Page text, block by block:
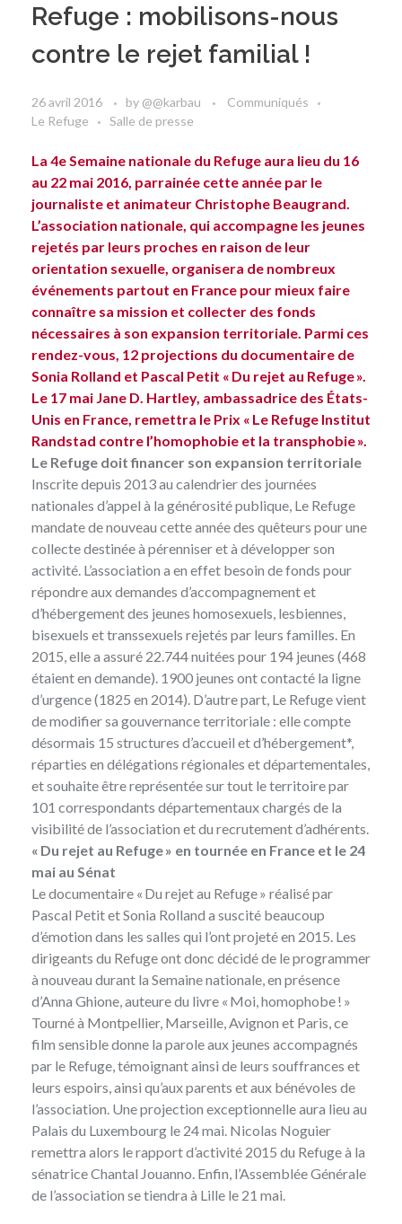
Refuge : mobilisons-nous
contre le rejet familial !
26 avril 2016 by @@karbau
Communiqués
Le Refuge
Salle de presse
La 4e Semaine nationale du Refuge aura lieu du 16
au 22 mai 2016, parrainée cette année par le
journaliste et animateur Christophe Beaugrand.
L’association nationale, qui accompagne les jeunes
rejetés par leurs proches en raison de leur
orientation sexuelle, organisera de nombreux
événements partout en France pour mieux faire
connaître sa mission et collecter des fonds
nécessaires à son expansion territoriale. Parmi ces
rendez-vous, 12 projections du documentaire de
Sonia Rolland et Pascal Petit « Du rejet au Refuge ».
Le 17 mai Jane D. Hartley, ambassadrice des États-
Unis en France, remettra le Prix « Le Refuge Institut
Randstad contre l’homophobie et la transphobie ».
Le Refuge doit financer son expansion territoriale
Inscrite depuis 2013 au calendrier des journées
nationales d’appel à la générosité publique, Le Refuge
mandate de nouveau cette année des quêteurs pour une
collecte destinée à pérenniser et à développer son
activité. L’association a en effet besoin de fonds pour
répondre aux demandes d’accompagnement et
d’hébergement des jeunes homosexuels, lesbiennes,
bisexuels et transsexuels rejetés par leurs familles. En
2015, elle a assuré 22.744 nuitées pour 194 jeunes (468
étaient en demande). 1900 jeunes ont contacté la ligne
d’urgence (1825 en 2014). D’autre part, Le Refuge vient
de modifier sa gouvernance territoriale : elle compte
désormais 15 structures d’accueil et d’hébergement*,
réparties en délégations régionales et départementales,
et souhaite être représentée sur tout le territoire par
101 correspondants départementaux chargés de la
visibilité de l’association et du recrutement d’adhérents.
« Du rejet au Refuge » en tournée en France et le 24
mai au Sénat
Le documentaire « Du rejet au Refuge » réalisé par
Pascal Petit et Sonia Rolland a suscité beaucoup
d’émotion dans les salles qui l’ont projeté en 2015. Les
dirigeants du Refuge ont donc décidé de le programmer
à nouveau durant la Semaine nationale, en présence
d’Anna Ghione, auteure du livre « Moi, homophobe ! »
Tourné à Montpellier, Marseille, Avignon et Paris, ce
film sensible donne la parole aux jeunes accompagnés
par le Refuge, témoignant ainsi de leurs souffrances et
leurs espoirs, ainsi qu’aux parents et aux bénévoles de
l’association. Une projection exceptionnelle aura lieu au
Palais du Luxembourg le 24 mai. Nicolas Noguier
remettra alors le rapport d’activité 2015 du Refuge à la
sénatrice Chantal Jouanno. Enfin, l’Assemblée Générale
de l’association se tiendra à Lille le 21 mai.